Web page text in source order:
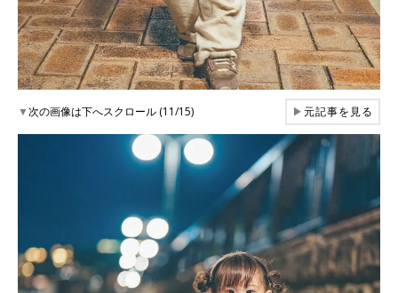
▼次の画像は下へスクロール (11/15) ▶元記事を見る